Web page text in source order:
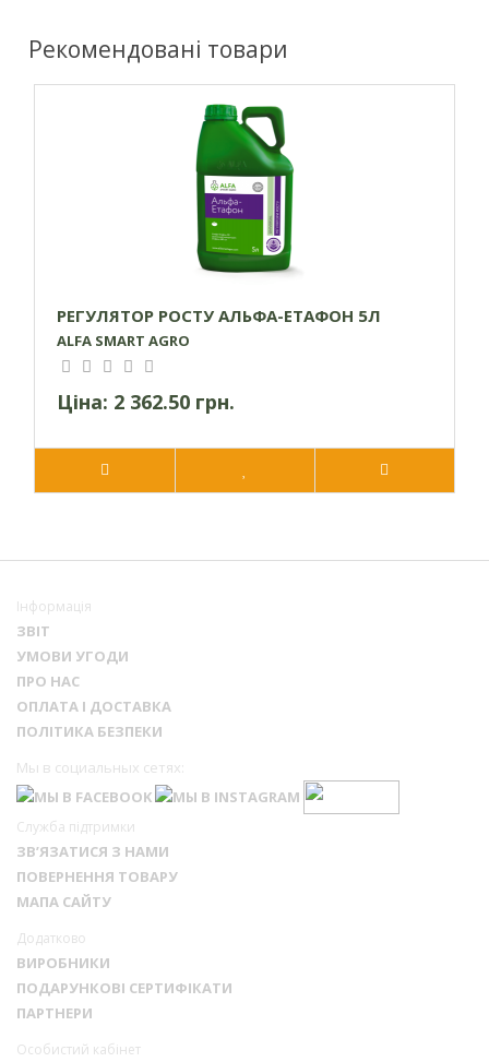
слабо забезпечених елементами живлення;
При застосуванні з гербіцидом 2,4-Д Актив
норму витрати необхідно зменшити на 15%.
Рекомендовані товари
РЕГУЛЯТОР РОСТУ АЛЬФА-ЕТАФОН 5Л
ALFA SMART AGRO
Ціна: 2 362.50 грн.
Інформація
ЗВІТ
УМОВИ УГОДИ
ПРО НАС
ОПЛАТА І ДОСТАВКА
ПОЛІТИКА БЕЗПЕКИ
Мы в социальных сетях:
Служба підтримки
ЗВ’ЯЗАТИСЯ З НАМИ
ПОВЕРНЕННЯ ТОВАРУ
МАПА САЙТУ
Додатково
ВИРОБНИКИ
ПОДАРУНКОВІ СЕРТИФІКАТИ
ПАРТНЕРИ
Особистий кабінет